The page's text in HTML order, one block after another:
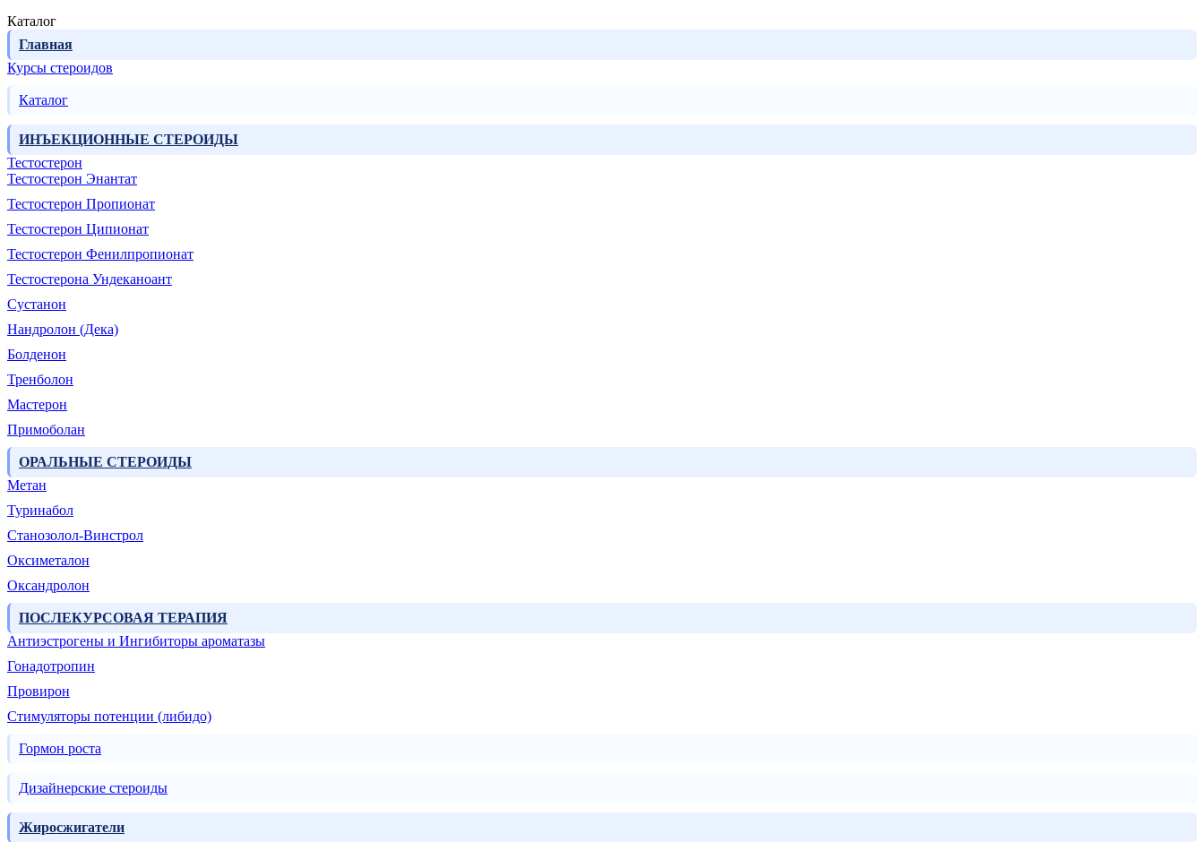
Каталог
Главная
Курсы стероидов
Каталог
ИНЪЕКЦИОННЫЕ СТЕРОИДЫ
Тестостерон
Тестостерон Энантат
Тестостерон Пропионат
Тестостерон Ципионат
Тестостерон Фенилпропионат
Тестостерона Ундеканоант
Сустанон
Нандролон (Дека)
Болденон
Тренболон
Мастерон
Примоболан
ОРАЛЬНЫЕ СТЕРОИДЫ
Метан
Туринабол
Станозолол-Винстрол
Оксиметалон
Оксандролон
ПОСЛЕКУРСОВАЯ ТЕРАПИЯ
Антиэстрогены и Ингибиторы ароматазы
Гонадотропин
Провирон
Стимуляторы потенции (либидо)
Гормон роста
Дизайнерские стероиды
Жиросжигатели